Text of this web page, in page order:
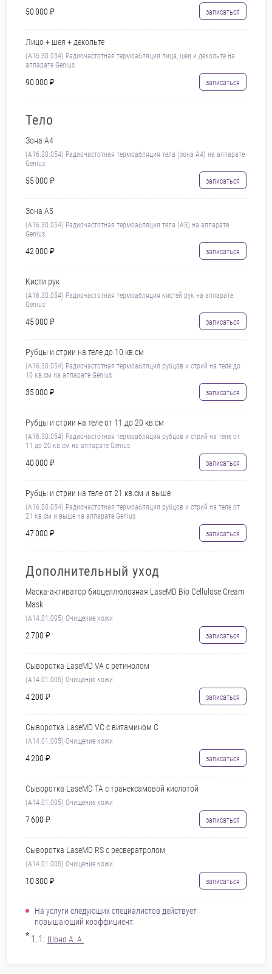
50 000 ₽ записаться
Лицо + шея + декольте
(A16.30.054) Радиочастотная термоабляция лица, шеи и декольте на
аппарате Genius
90 000 ₽ записаться
Тело
Зона А4
(A16.30.054) Радиочастотная термоабляция тела (зона А4) на аппарате
Genius
55 000 ₽ записаться
Зона A5
(A16.30.054) Радиочастотная термоабляция тела (A5) на аппарате
Genius
42 000 ₽ записаться
Кисти рук
(A16.30.054) Радиочастотная термоабляция кистей рук на аппарате
Genius
45 000 ₽ записаться
Рубцы и стрии на теле до 10 кв.см
(A16.30.054) Радиочастотная термоабляция рубцов и стрий на теле до
10 кв.см на аппарате Genius
35 000 ₽ записаться
Рубцы и стрии на теле от 11 до 20 кв.см
(A16.30.054) Радиочастотная термоабляция рубцов и стрий на теле от
11 до 20 кв.см на аппарате Genius
40 000 ₽ записаться
Рубцы и стрии на теле от 21 кв.см и выше
(A16.30.054) Радиочастотная термоабляция рубцов и стрий на теле от
21 кв.см и выше на аппарате Genius
47 000 ₽ записаться
Дополнительный уход
Маска-активатор биоцеллюлозная LaseMD Bio Cellulose Cream
Mask
(A14.01.005) Очищение кожи
2 700 ₽ записаться
Сыворотка LaseMD VA с ретинолом
(A14.01.005) Очищение кожи
4 200 ₽ записаться
Сыворотка LaseMD VC с витамином С
(A14.01.005) Очищение кожи
4 200 ₽ записаться
Сыворотка LaseMD ТА с транексамовой кислотой
(A14.01.005) Очищение кожи
7 600 ₽ записаться
Сыворотка LaseMD RS с ресвератролом
(A14.01.005) Очищение кожи
10 300 ₽ записаться
На услуги следующих специалистов действует
повышающий коэффициент:
* 1.1: Шоно А. А.